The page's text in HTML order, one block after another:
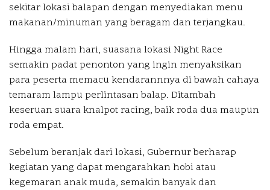
sekitar lokasi balapan dengan menyediakan menu
makanan/minuman yang beragam dan terjangkau.
Hingga malam hari, suasana lokasi Night Race
semakin padat penonton yang ingin menyaksikan
para peserta memacu kendarannnya di bawah cahaya
temaram lampu perlintasan balap. Ditambah
keseruan suara knalpot racing, baik roda dua maupun
roda empat.
Sebelum beranjak dari lokasi, Gubernur berharap
kegiatan yang dapat mengarahkan hobi atau
kegemaran anak muda, semakin banyak dan